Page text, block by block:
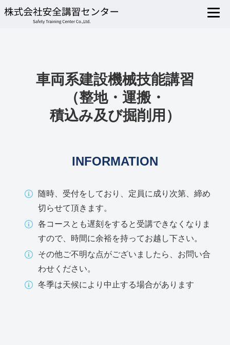
車両系建設機械技能講習
（整地・運搬・
積込み及び掘削用）
INFORMATION
随時、受付をしており、定員に成り次第、締め
切らせて頂きます。
各コースとも遅刻をすると受講できなくなりま
すので、時間に余裕を持ってお越し下さい。
その他ご不明な点がございましたら、お問い合
わせください。
冬季は天候により中止する場合があります